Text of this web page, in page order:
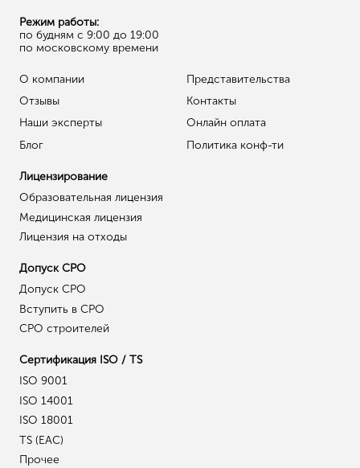
Режим работы:
по будням с 9:00 до 19:00
по московскому времени
О компании
Отзывы
Наши эксперты
Блог
Представительства
Контакты
Онлайн оплата
Политика конф-ти
Лицензирование
Образовательная лицензия
Медицинская лицензия
Лицензия на отходы
Допуск СРО
Допуск СРО
Вступить в СРО
СРО строителей
Сертификация ISO / TS
ISO 9001
ISO 14001
ISO 18001
TS (EAC)
Прочее